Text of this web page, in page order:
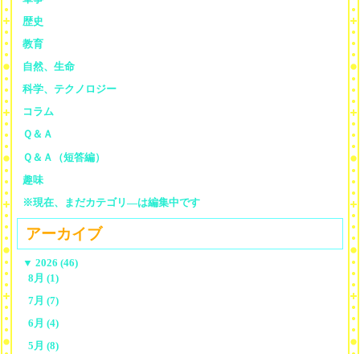
歴史
教育
自然、生命
科学、テクノロジー
コラム
Ｑ＆Ａ
Ｑ＆Ａ（短答編）
趣味
※現在、まだカテゴリ—は編集中です
アーカイブ
▼ 2026 (46)
8月 (1)
7月 (7)
6月 (4)
5月 (8)